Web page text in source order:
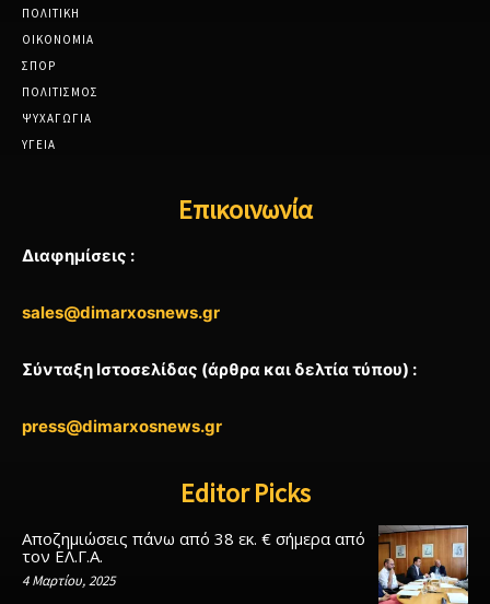
ΠΟΛΙΤΙΚΗ
ΟΙΚΟΝΟΜΙΑ
ΣΠΟΡ
ΠΟΛΙΤΙΣΜΟΣ
ΨΥΧΑΓΩΓΙΑ
ΥΓΕΙΑ
Επικοινωνία
Διαφημίσεις :
sales@dimarxosnews.gr
Σύνταξη Ιστοσελίδας (άρθρα και δελτία τύπου) :
press@dimarxosnews.gr
Editor Picks
Αποζημιώσεις πάνω από 38 εκ. € σήμερα από
τον ΕΛ.Γ.Α.
4 Μαρτίου, 2025